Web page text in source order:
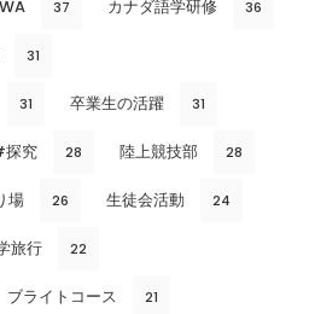
37 カナダ語学研修 36
31
31 卒業生の活躍 31
究 28 陸上競技部 28
場 26 生徒会活動 24
旅行 22
ブライトコース 21